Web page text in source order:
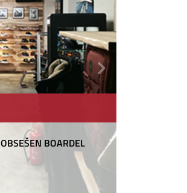
OBSEŠEN BOARDEL